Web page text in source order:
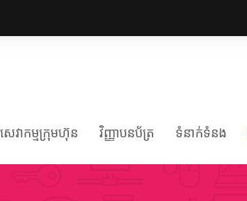
សេវាកម្មក្រុមហ៊ុន វិញ្ញាបនប័ត្រ ទំនាក់ទំនង